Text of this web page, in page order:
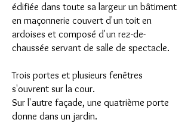
édifiée dans toute sa largeur un bâtiment
en maçonnerie couvert d'un toit en
ardoises et composé d'un rez-de-
chaussée servant de salle de spectacle.
Trois portes et plusieurs fenêtres
s'ouvrent sur la cour.
Sur l'autre façade, une quatrième porte
donne dans un jardin.